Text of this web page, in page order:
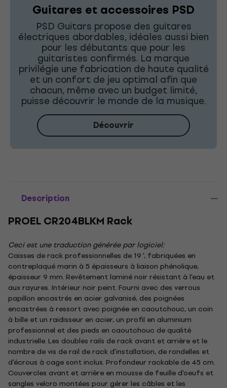
Guitares et accessoires PSD
PSD Guitars propose des guitares
électriques abordables, idéales aussi bien
pour les débutants que pour les
guitaristes confirmés. La marque
privilégie une fabrication de haute qualité
et un confort de jeu optimal afin que
chacun, même avec un budget limité,
puisse découvrir le monde de la musique.
Découvrir
Description
PROEL CR204BLKM Rack
Ceci est une traduction générée par logiciel:
Caisses de rack professionnelles de 19 ', fabriquées en
contreplaqué marin à 5 épaisseurs à liaison phénolique,
épaisseur 9 mm. Revêtement laminé noir résistant à l'eau et
aux rayures. Intérieur noir peint. Fourni avec des verrous
papillon encastrés en acier galvanisé, des poignées
encastrées à ressort avec poignée en caoutchouc, un coin
à bille et un raidisseur en acier, un profil en aluminium
professionnel et des pieds en caoutchouc de qualité
industrielle. Les doubles rails de rack avant et arrière et le
nombre de vis de rail de rack d'installation, de rondelles et
d'écrous à cage sont inclus. Profondeur rackable de 45 cm.
Couvercles avant et arrière en mousse de feuille d'oeufs et
sangles velcro montées pour gérer les câbles et les